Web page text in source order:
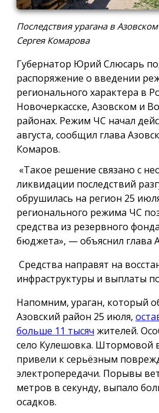
Последствия урагана в
Сергея Комарова
Губернатор Юрий Слюсарь
распоряжение о введении
регионального характера в
Новочеркасске, Азовском и
районах. Режим ЧС начал
августа, сообщил глава
Комаров.
«Такое решение связано с
ликвидации последствий
обрушилась на регион 25
регионального режима ЧС
средства из резервного
бюджета», — объяснил глава
Средства направят на
инфраструктуры и выплаты
Напомним, ураган, который
Азовский район 25 июля,
больше 11 тысяч жителей.
село Кулешовка. Штормовой
привели к серьёзным
электропередачи. Порывы
метров в секунду, выпало
осадков.